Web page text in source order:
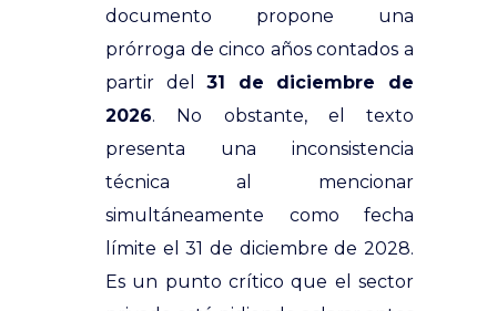
documento propone una
prórroga de cinco años contados a
partir del31 de diciembre de
2026. No obstante, el texto
presenta una inconsistencia
técnica al mencionar
simultáneamente como fecha
límite el 31 de diciembre de 2028.
Es un punto crítico que el sector